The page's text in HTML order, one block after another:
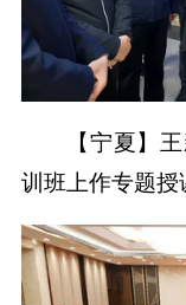
【宁夏】
训班上作专题授